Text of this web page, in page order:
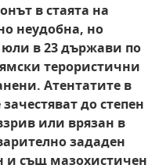
в стаята на
неудобна, но
в 23 държави по
терористични
Атентатите в
до степен
или врязан в
зададен
и същ мазохистичен